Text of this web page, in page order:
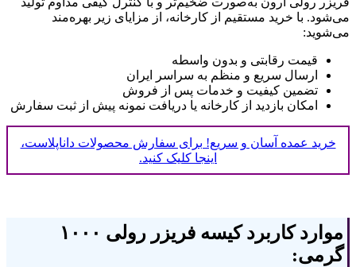
می‌شود. با خرید مستقیم از کارخانه، از مزایای زیر بهره‌مند
می‌شوید:
قیمت رقابتی و بدون واسطه
ارسال سریع و منظم به سراسر ایران
تضمین کیفیت و خدمات پس از فروش
امکان بازدید از کارخانه یا دریافت نمونه پیش از ثبت سفارش
خرید عمده آسان و سریع! برای سفارش محصولات داناپلاست،
اینجا کلیک کنید.
موارد کاربرد کیسه فریزر رولی ۱۰۰۰
گرمی: